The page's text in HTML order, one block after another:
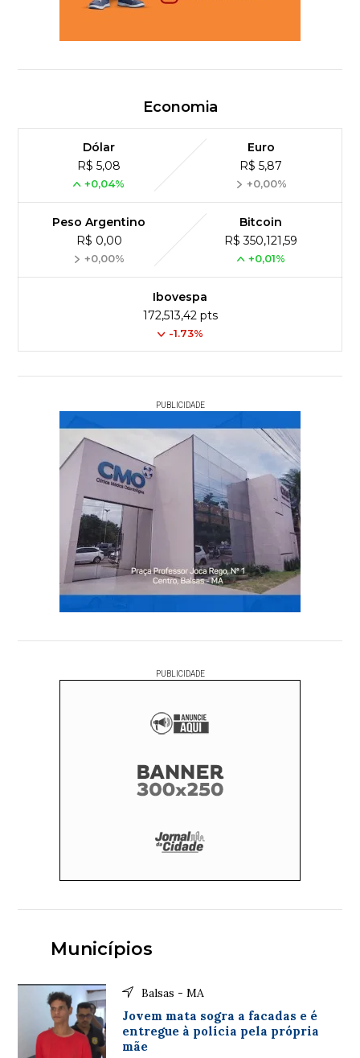
Economia
Dólar
R$ 5,08
+0,04%
Euro
R$ 5,87
+0,00%
Peso Argentino
R$ 0,00
+0,00%
Bitcoin
R$ 350,121,59
+0,01%
Ibovespa
172,513,42 pts
-1.73%
PUBLICIDADE
PUBLICIDADE
Municípios
Balsas - MA
Jovem mata sogra a facadas e é
entregue à polícia pela própria
mãe